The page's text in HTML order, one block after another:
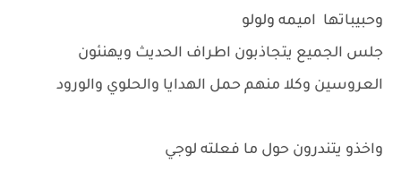
وحبيباتها اميمه ولولو
جلس الجميع يتجاذبون اطراف الحديث ويهنئون
العروسين وكلا منهم حمل الهدايا والحلوي والورود
واخذو يتندرون حول ما فعلته لوجي